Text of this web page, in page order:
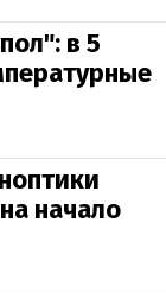
в 5
начало